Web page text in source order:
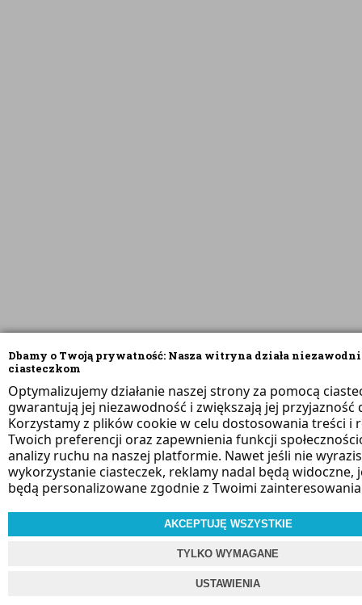
Dbamy o Twoją prywatność: Nasza witryna działa
ciasteczkom
Optymalizujemy działanie naszej strony za pomocą
gwarantują jej niezawodność i zwiększają jej przyjazność
Korzystamy z plików cookie w celu dostosowania treści i
Twoich preferencji oraz zapewnienia funkcji
analizy ruchu na naszej platformie. Nawet jeśli nie
wykorzystanie ciasteczek, reklamy nadal będą widoczne,
będą personalizowane zgodnie z Twoimi
AKCEPTUJĘ WSZYSTKIE
TYLKO WYMAGANE
USTAWIENIA